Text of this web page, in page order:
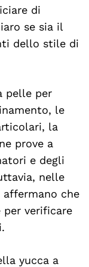
di
se sia il
dello stile di
pelle per
le
la
prove a
e degli
nelle
che
per verificare
yucca a